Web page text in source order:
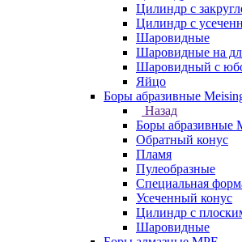
Цилиндр с
Цилиндр с
Шаровидные
Шаровидные на
Шаровидный с
Яйцо
Боры абразивные
Назад
Боры абразивные
Обратный конус
Пламя
Пулеобразные
Специальная
Усеченный конус
Цилиндр с
Шаровидные